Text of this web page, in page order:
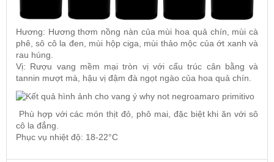
Hương: Hương thơm nồng nàn của mùi hoa quả chín, mùi cà
phê, sô cô la đen, mùi hộp ciga, mùi thảo mộc của ớt xanh và
rau húng.
Vị: Rượu vang mềm mại tròn vị với cấu trúc cân bằng và
tannin mượt mà, hậu vị đậm đà ngọt ngào của hoa quả chín.
Phù hợp với các món thịt đỏ, phô mai, đặc biệt khi ăn với sô
cô la đắng.
Phục vụ nhiệt độ: 18-22°C